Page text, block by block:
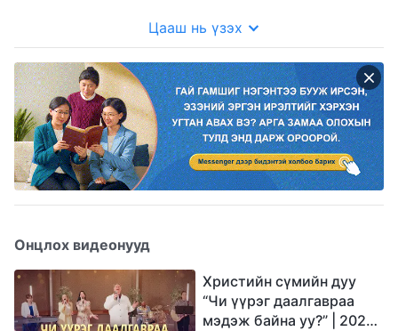
Цааш нь үзэх
Онцлох видеонууд
Христийн сүмийн дуу
“Чи үүрэг даалгавраа
мэдэж байна уу?” | 2026